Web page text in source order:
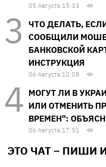
05 Августа 15:33
ЧТО ДЕЛАТЬ,
СООБЩИЛИ
БАНКОВСКОЙ
ИНСТРУКЦИЯ
06 Августа 10:08
МОГУТ ЛИ В
ИЛИ ОТМЕНИТЬ
ВРЕМЕН":
06 Августа 17:51
ЭТО ЧАТ – ПИШИ